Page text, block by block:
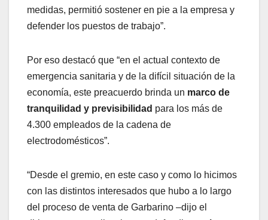
medidas, permitió sostener en pie a la empresa y
defender los puestos de trabajo”.
Por eso destacó que “en el actual contexto de
emergencia sanitaria y de la difícil situación de la
economía, este preacuerdo brinda un marco de
tranquilidad y previsibilidad para los más de
4.300 empleados de la cadena de
electrodomésticos”.
“Desde el gremio, en este caso y como lo hicimos
con las distintos interesados que hubo a lo largo
del proceso de venta de Garbarino –dijo el